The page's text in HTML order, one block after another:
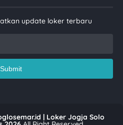
update loker terbaru
| Loker Jogja Solo